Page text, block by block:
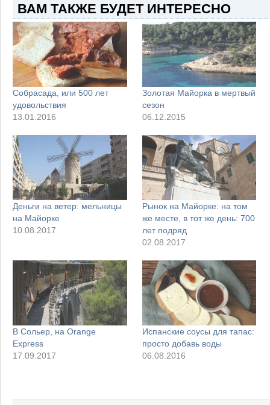
ВАМ ТАКЖЕ БУДЕТ ИНТЕРЕСНО
Собрасада, или 500 лет
удовольствия
13.01.2016
Золотая Майорка в мертвый
сезон
06.12.2015
Деньги на ветер: мельницы
на Майорке
10.08.2017
Рынок на Майорке: на том
же месте, в тот же день: 700
лет подряд
02.08.2017
В Сольер, на Orange
Express
17.09.2017
Испанские соусы для тапас:
просто добавь воды
06.08.2016